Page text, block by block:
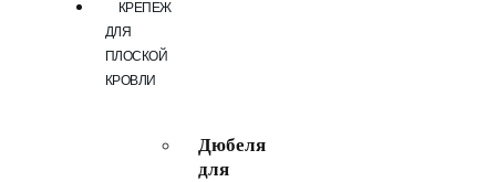
КРЕПЕЖ
ДЛЯ
ПЛОСКОЙ
КРОВЛИ
Дюбеля
для